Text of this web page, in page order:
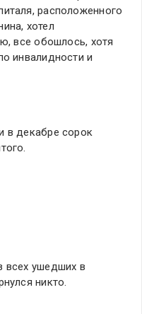
расположенного
хотел
все обошлось, хотя
инвалидности и
в декабре сорок
всех ушедших в
никто.